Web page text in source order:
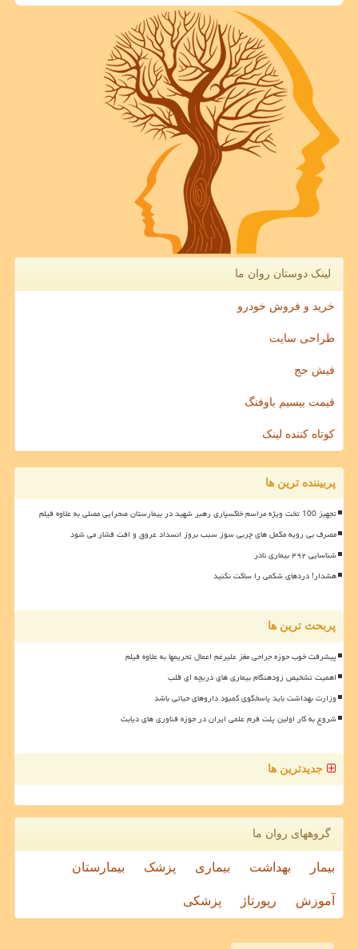
لینک دوستان روان ما
خرید و فروش خودرو
طراحی سایت
فیش حج
قیمت بیسیم باوفنگ
کوتاه کننده لینک
پربیننده ترین ها
تجهیز 100 تخت ویژه مراسم خاکسپاری رهبر شهید در بیمارستان صحرایی مصلی به علاوه فیلم
مصرف بی رویه مکمل های چربی سوز سبب بروز انسداد عروق و افت فشار می شود
شناسایی ۴۹۲ بیماری نادر
هشدار! دردهای شکمی را ساکت نکنید
پربحث ترین ها
پیشرفت خوب حوزه جراحی مغز علیرغم اعمال تحریمها به علاوه فیلم
اهمیت تشخیص زودهنگام بیماری های دریچه ای قلب
وزارت بهداشت باید پاسخگوی کمبود داروهای حیاتی باشد
شروع به کار اولین پلت فرم علمی ایران در حوزه فناوری های دیابت
جدیدترین ها
گروههای روان ما
بیمار بهداشت بیماری پزشک بیمارستان
آموزش رپورتاژ پزشکی